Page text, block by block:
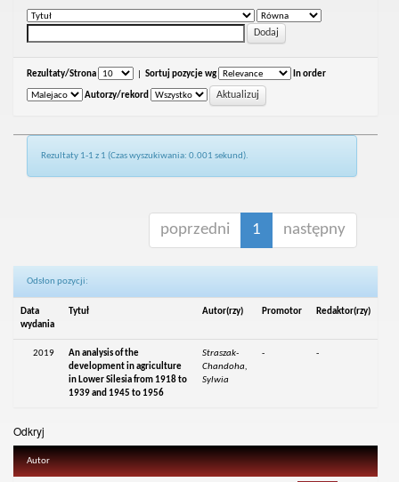
Rezultaty/Strona Sortuj pozycje wg In order
Autorzy/rekord
Rezultaty 1-1 z 1 (Czas wyszukiwania: 0.001 sekund).
poprzedni 1 następny
Odsłon pozycji:
Data
wydania
Tytuł Autor(rzy) Promotor Redaktor(rzy)
2019
An analysis of the
development in agriculture
in Lower Silesia from 1918 to
1939 and 1945 to 1956
Straszak-
Chandoha,
Sylwia
- -
Odkryj
Autor